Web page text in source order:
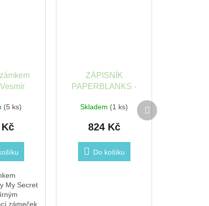
(5 ks)
My Secret
zámeček
ZÁPISNÍK
PAPERBLANKS -
Skladem (1 ks)
824 Kč
Do košíku
Další
produkt